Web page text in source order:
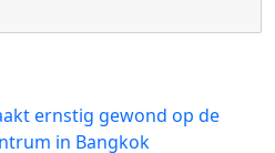
ernstig gewond op de
in Bangkok